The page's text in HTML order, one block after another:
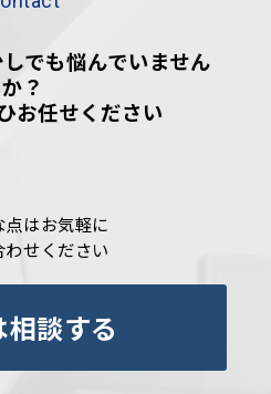
でも悩んでいません
か？
お任せください
点はお気軽に
わせください
相談する